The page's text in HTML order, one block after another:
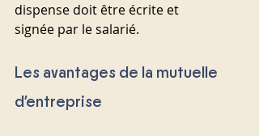
dispense doit être écrite et
signée par le salarié.
Les avantages de la mutuelle
d’entreprise